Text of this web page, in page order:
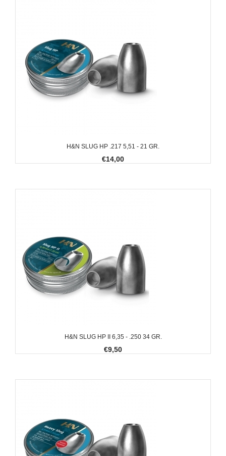
H&N SLUG HP .217 5,51 - 21 GR.
€14,00
H&N SLUG HP II 6,35 - .250 34 GR.
€9,50